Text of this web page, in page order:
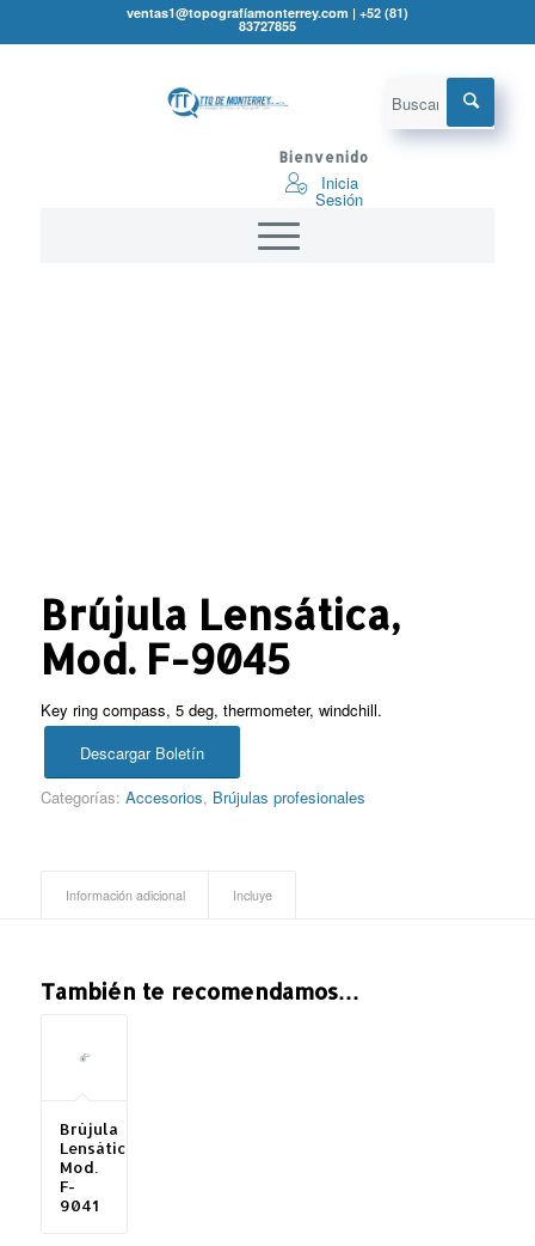
ventas1@topografíamonterrey.com | +52 (81)
83727855
Bienvenido
Inicia
Sesión
Brújula Lensática,
Mod. F-9045
Key ring compass, 5 deg, thermometer, windchill.
Descargar Boletín
Categorías: Accesorios, Brújulas profesionales
Información adicional Incluye
También te recomendamos…
Brújula
Lensática,
Mod.
F-
9041